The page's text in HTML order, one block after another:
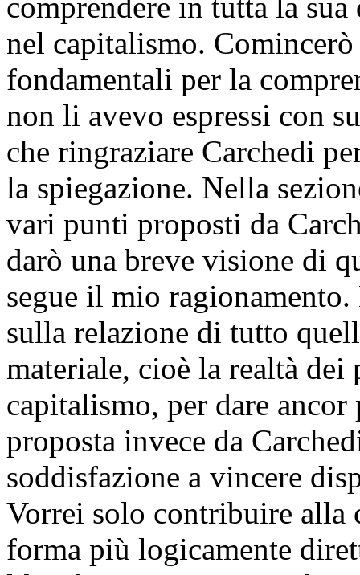
nel capitalismo.
fondamentali per la
non li avevo espressi con
che ringraziare Carchedi
la spiegazione. Nella
vari punti proposti da
darò una breve visione di
segue il mio
sulla relazione di tutto
materiale, cioè la realtà
capitalismo, per dare
proposta invece da
soddisfazione a vincere
Vorrei solo contribuire alla
forma più logicamente